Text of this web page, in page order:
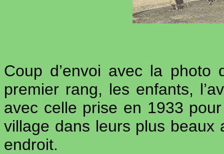
Coup d’envoi avec la
premier rang, les enfants,
avec celle prise en 1933
village dans leurs plus
endroit.